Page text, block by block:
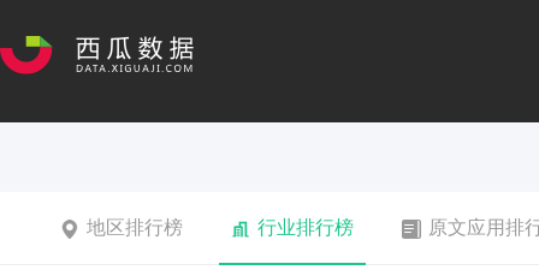
地区排行榜 行业排行榜 原文应用排